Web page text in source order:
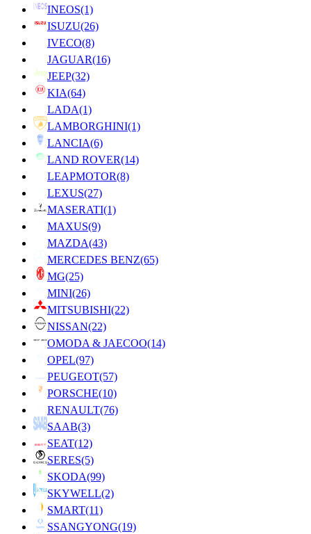
INEOS(1)
ISUZU(26)
IVECO(8)
JAGUAR(16)
JEEP(32)
KIA(64)
LADA(1)
LAMBORGHINI(1)
LANCIA(6)
LAND ROVER(14)
LEAPMOTOR(8)
LEXUS(27)
MASERATI(1)
MAXUS(9)
MAZDA(43)
MERCEDES BENZ(65)
MG(25)
MINI(26)
MITSUBISHI(22)
NISSAN(22)
OMODA & JAECOO(14)
OPEL(97)
PEUGEOT(57)
PORSCHE(10)
RENAULT(76)
SAAB(3)
SEAT(12)
SERES(5)
SKODA(99)
SKYWELL(2)
SMART(11)
SSANGYONG(19)